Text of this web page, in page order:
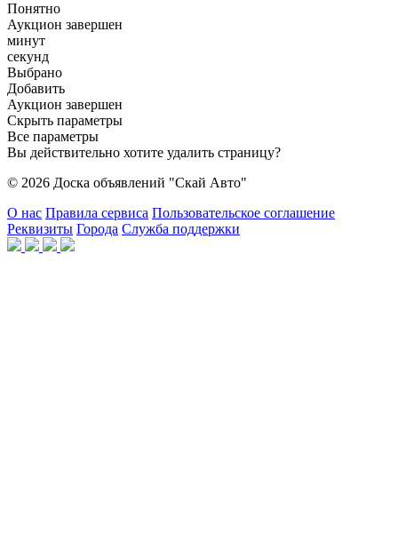
Понятно
Аукцион завершен
минут
секунд
Выбрано
Добавить
Аукцион завершен
Скрыть параметры
Все параметры
Вы действительно хотите удалить страницу?
© 2026 Доска объявлений "Скай Авто"
О нас Правила сервиса Пользовательское соглашение
Реквизиты Города Служба поддержки